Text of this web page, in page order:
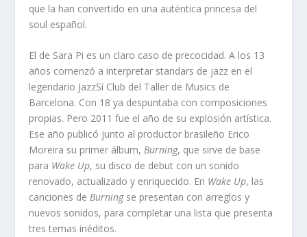
que la han convertido en una auténtica princesa del
soul español.
El de Sara Pi es un claro caso de precocidad. A los 13
años comenzó a interpretar standars de jazz en el
legendario JazzSí Club del Taller de Musics de
Barcelona. Con 18 ya despuntaba con composiciones
propias. Pero 2011 fue el año de su explosión artística.
Ese año publicó junto al productor brasileño Erico
Moreira su primer álbum,Burning, que sirve de base
para Wake Up, su disco de debut con un sonido
renovado, actualizado y enriquecido. En Wake Up, las
canciones deBurningse presentan con arreglos y
nuevos sonidos, para completar una lista que presenta
tres temas inéditos.